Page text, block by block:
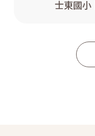
士東國小